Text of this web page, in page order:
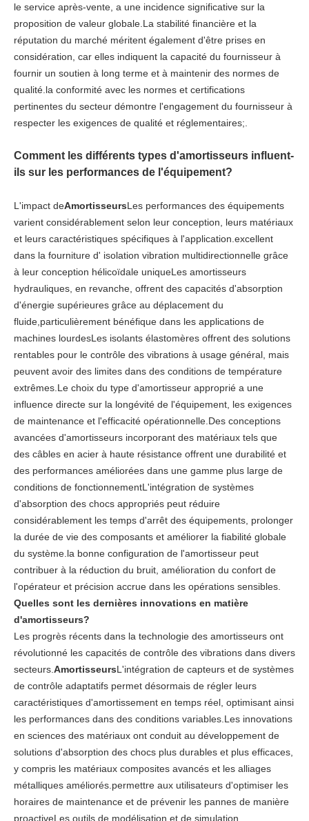
le service après-vente, a une incidence significative sur la
proposition de valeur globale.La stabilité financière et la
réputation du marché méritent également d'être prises en
considération, car elles indiquent la capacité du fournisseur à
fournir un soutien à long terme et à maintenir des normes de
qualité.la conformité avec les normes et certifications
pertinentes du secteur démontre l'engagement du fournisseur à
respecter les exigences de qualité et réglementaires;.
Comment les différents types d'amortisseurs influent-
ils sur les performances de l'équipement?
L'impact deAmortisseursLes performances des équipements
varient considérablement selon leur conception, leurs matériaux
et leurs caractéristiques spécifiques à l'application.excellent
dans la fourniture d' isolation vibration multidirectionnelle grâce
à leur conception hélicoïdale uniqueLes amortisseurs
hydrauliques, en revanche, offrent des capacités d'absorption
d'énergie supérieures grâce au déplacement du
fluide,particulièrement bénéfique dans les applications de
machines lourdesLes isolants élastomères offrent des solutions
rentables pour le contrôle des vibrations à usage général, mais
peuvent avoir des limites dans des conditions de température
extrêmes.Le choix du type d'amortisseur approprié a une
influence directe sur la longévité de l'équipement, les exigences
de maintenance et l'efficacité opérationnelle.Des conceptions
avancées d'amortisseurs incorporant des matériaux tels que
des câbles en acier à haute résistance offrent une durabilité et
des performances améliorées dans une gamme plus large de
conditions de fonctionnementL'intégration de systèmes
d'absorption des chocs appropriés peut réduire
considérablement les temps d'arrêt des équipements, prolonger
la durée de vie des composants et améliorer la fiabilité globale
du système.la bonne configuration de l'amortisseur peut
contribuer à la réduction du bruit, amélioration du confort de
l'opérateur et précision accrue dans les opérations sensibles.
Quelles sont les dernières innovations en matière
d'amortisseurs?
Les progrès récents dans la technologie des amortisseurs ont
révolutionné les capacités de contrôle des vibrations dans divers
secteurs. AmortisseursL'intégration de capteurs et de systèmes
de contrôle adaptatifs permet désormais de régler leurs
caractéristiques d'amortissement en temps réel, optimisant ainsi
les performances dans des conditions variables.Les innovations
en sciences des matériaux ont conduit au développement de
solutions d'absorption des chocs plus durables et plus efficaces,
y compris les matériaux composites avancés et les alliages
métalliques améliorés.permettre aux utilisateurs d'optimiser les
horaires de maintenance et de prévenir les pannes de manière
proactiveLes outils de modélisation et de simulation